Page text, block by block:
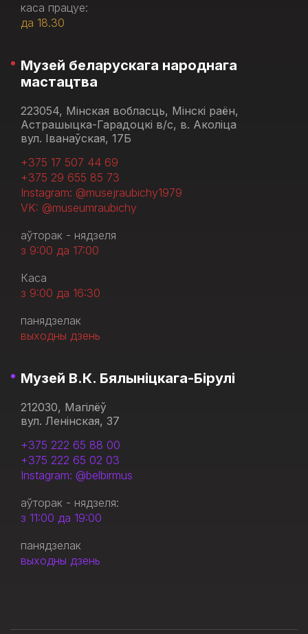
каса працуе:
да 18.30
Музей беларускага народнага
мастацтва
223054, Мінская вобласць, Мінскі раён,
Астрашыцка-Гарадоцкі в/с, в. Аколіца
вул. Іванаўская, 17Б
+375 17 507 44 69
+375 29 655 85 73
Instagram: @musejraubichy1979
VK: @museumraubichy
аўторак - нядзеля
з 9:00 да 17:00
Каса
з 9:00 да 16:30
панядзелак
выходны дзень
Музей В.К. Бялыніцкага-Бірулі
212030, Магілёў
вул. Ленінская, 37
+375 222 65 88 00
+375 222 65 02 03
Instagram: @belbirmus
аўторак - нядзеля:
з 11:00 да 19:00
панядзелак
выходны дзень